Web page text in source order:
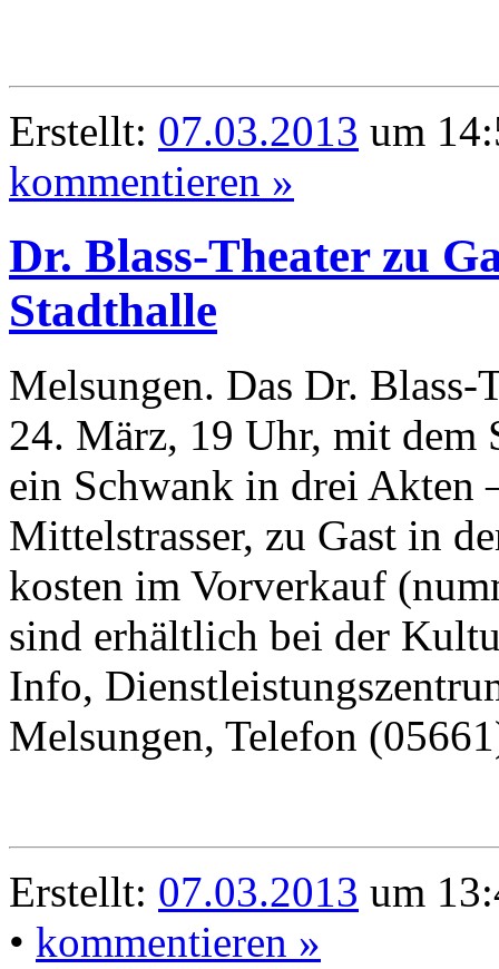
Erstellt: 07.03.2013 um
kommentieren »
Dr. Blass-Theater zu
Stadthalle
Melsungen. Das Dr. Blass-
24. März, 19 Uhr, mit dem
ein Schwank in drei Akten
Mittelstrasser, zu Gast in
kosten im Vorverkauf
sind erhältlich bei der
Info,
Melsungen, Telefon
Erstellt: 07.03.2013 um
• kommentieren »